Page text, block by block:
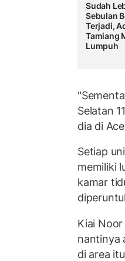
Sudah
Sebulan
Terjadi,
Tamiang
Lumpuh
Selatan
dia di
Setiap
memiliki
kamar
Kiai
nantinya
di area